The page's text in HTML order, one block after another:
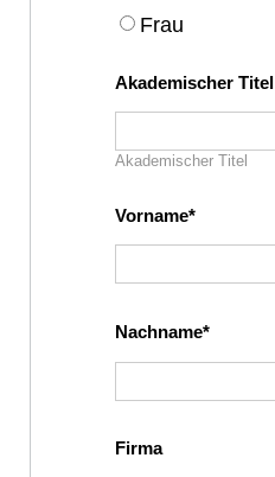
Frau
Akademischer Titel
Akademischer Titel
Vorname
Nachname
Firma